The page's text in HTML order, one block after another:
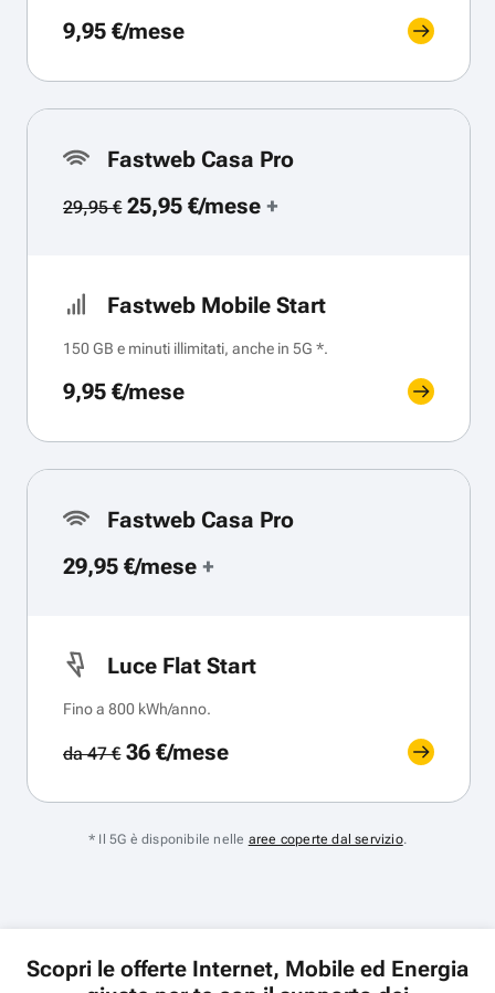
9,95 €/mese
Fastweb Casa Pro
29,95 €25,95 €/mese+
Fastweb Mobile Start
150 GB e minuti illimitati, anche in 5G *.
9,95 €/mese
Fastweb Casa Pro
29,95 €/mese +
Luce Flat Start
Fino a 800 kWh/anno.
da 47 €36 €/mese
* Il 5G è disponibile nelle aree coperte dal servizio.
Scopri le offerte Internet, Mobile ed Energia